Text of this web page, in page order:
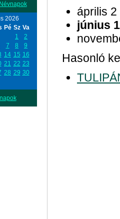
2026
Pé Sz Va
1
2
7 8
9
14 15 16
21 22 23
28 29 30
április 2
június 1
Hasonló